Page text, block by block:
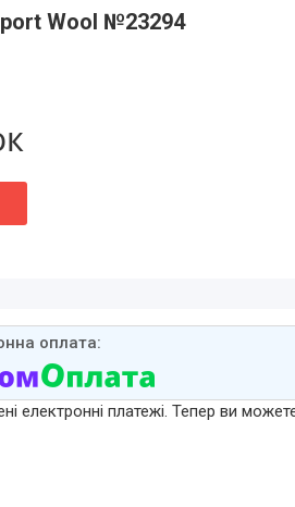
Wool №23294
електронні платежі. Тепер ви